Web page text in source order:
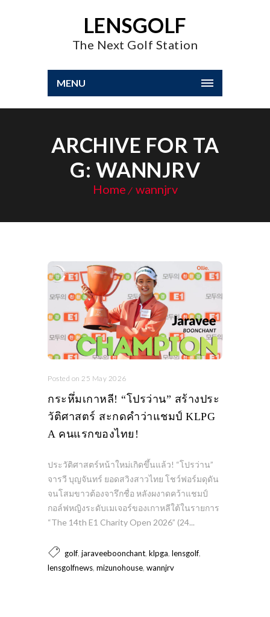
LENSGOLF
The Next Golf Station
MENU
ARCHIVE FOR TA
G: WANNJRV
Home wannjrv
Posted on 25 May 2026
กระหึ่มเกาหลี! “โปรว่าน” สร้างประ
วัติศาสตร์ สะกดคำว่าแชมป์ KLPG
A คนแรกของไทย!
ประวัติศาสตร์หน้าใหม่เกิดขึ้นแล้ว! “โปรว่าน”
จารวี บุญจันทร์ ยอดสวิงสาวไทย โชว์ฟอร์มดุดัน
จนโสมขาวต้องจารึกชื่อ หลังผงาดคว้าแชมป์
กอล์ฟหญิงระดับเมเจอร์ของเกาหลีใต้ในรายการ
“The 14th E1 Charity Open 2026” (24...
golf, jaraveeboonchant, klpga, lensgolf,
lensgolfnews, mizunohouse, wannjrv